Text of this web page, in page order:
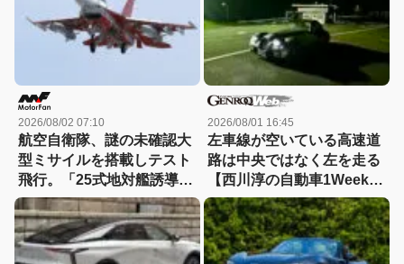
2026/08/02 07:10
航空自衛隊、謎の未確認大
型ミサイルを搭載しテスト
飛行。「25式地対艦誘導
弾」空中発射型が初めて姿
を見せた！
2026/08/01 16:45
左車線が空いている高速道
路は中央ではなく左を走る
【西川淳の自動車1Weekダ
イアリーVol.37】